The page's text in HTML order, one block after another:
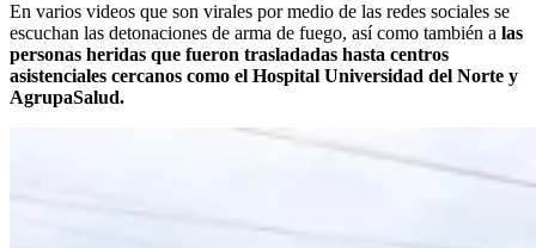
En varios videos que son virales por medio de las redes sociales se
escuchan las detonaciones de arma de fuego, así como también a las
personas heridas que fueron trasladadas hasta centros
asistenciales cercanos como el Hospital Universidad del Norte y
AgrupaSalud.